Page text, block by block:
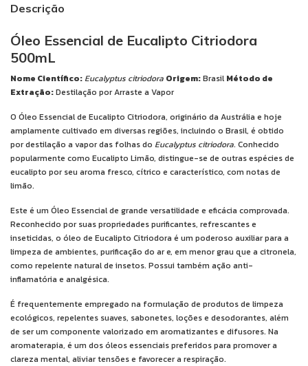
Descrição
Óleo Essencial de Eucalipto Citriodora
500mL
Nome Científico:Eucalyptus citriodora Origem:Brasil Método de
Extração:Destilação por Arraste a Vapor
O Óleo Essencial de Eucalipto Citriodora, originário da Austrália e hoje
amplamente cultivado em diversas regiões, incluindo o Brasil, é obtido
por destilação a vapor das folhas do Eucalyptus citriodora. Conhecido
popularmente como Eucalipto Limão, distingue-se de outras espécies de
eucalipto por seu aroma fresco, cítrico e característico, com notas de
limão.
Este é um Óleo Essencial de grande versatilidade e eficácia comprovada.
Reconhecido por suas propriedades purificantes, refrescantes e
inseticidas, o óleo de Eucalipto Citriodora é um poderoso auxiliar para a
limpeza de ambientes, purificação do ar e, em menor grau que a citronela,
como repelente natural de insetos. Possui também ação anti-
inflamatória e analgésica.
É frequentemente empregado na formulação de produtos de limpeza
ecológicos, repelentes suaves, sabonetes, loções e desodorantes, além
de ser um componente valorizado em aromatizantes e difusores. Na
aromaterapia, é um dos óleos essenciais preferidos para promover a
clareza mental, aliviar tensões e favorecer a respiração.